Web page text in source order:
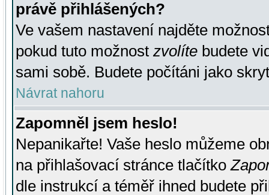
právě přihlášených?
Ve vašem nastavení najděte
pokud tuto možnost zvolíte budete
sami sobě. Budete počítáni jako
Návrat nahoru
Zapomněl jsem heslo!
Nepanikařte! Vaše heslo můžeme
na přihlašovací stránce tlačítko
dle instrukcí a téměř ihned budete